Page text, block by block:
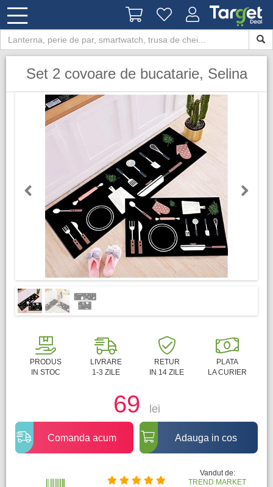
​Set 2 covoare de bucatarie, Selina
Previous
PRODUS
IN STOC
LIVRARE
1-3 ZILE
RETUR
IN 14 ZILE
PLATA
LA CURIER
69 lei
Comanda acum Adauga in cos
Vandut de:
TREND MARKET